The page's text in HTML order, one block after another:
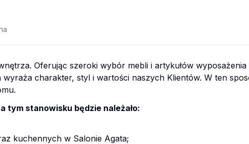
Oferując szeroki wybór mebli i artykułów
charakter, styl i wartości naszych Klientów. W ten
tym stanowisku będzie należało:
kuchennych w Salonie Agata;